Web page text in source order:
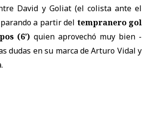
David y Goliat (el colista ante el
a partir del tempranero gol
(6’) quien aprovechó muy bien -
dudas en su marca de Arturo Vidal y